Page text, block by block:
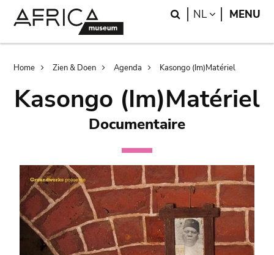
Search
NL LANGUAGE
MENU
Breadcrumb
Home Zien & Doen Agenda Kasongo (Im)Matériel
Kasongo (Im)Matériel
Documentaire